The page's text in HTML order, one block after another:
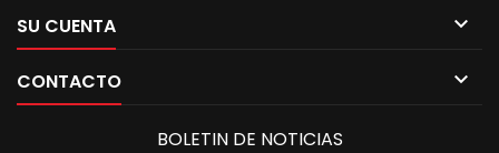
SU CUENTA 
CONTACTO 
BOLETIN DE NOTICIAS